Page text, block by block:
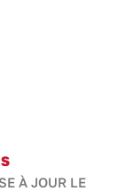
À JOUR LE